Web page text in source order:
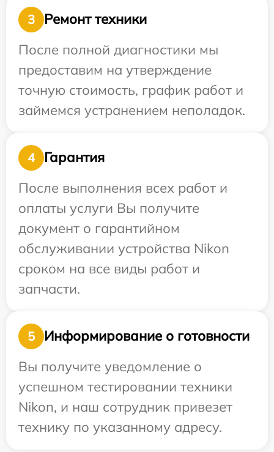
3
Ремонт техники
После полной диагностики мы
предоставим на утверждение
точную стоимость, график работ и
займемся устранением неполадок.
4
Гарантия
После выполнения всех работ и
оплаты услуги Вы получите
документ о гарантийном
обслуживании устройства Nikon
сроком на все виды работ и
запчасти.
5
Информирование о готовности
Вы получите уведомление о
успешном тестировании техники
Nikon, и наш сотрудник привезет
технику по указанному адресу.